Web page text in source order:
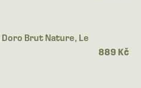
Brut Nature, Le
889 Kč